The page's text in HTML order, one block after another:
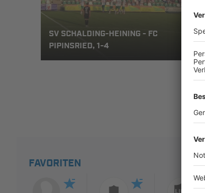
SV SCHALDING-HEINING - FC
PIPINSRIED, 1-4
FAVORITEN